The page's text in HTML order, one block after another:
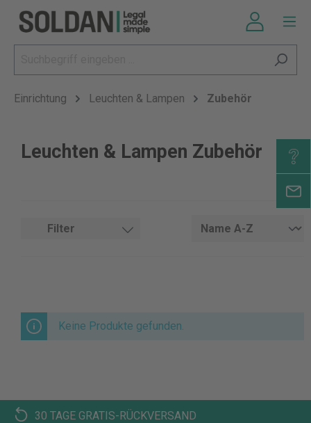
Einrichtung Leuchten & Lampen Zubehör
Leuchten & Lampen Zubehör
Filter
Keine Produkte gefunden.
30 TAGE GRATIS-RÜCKVERSAND